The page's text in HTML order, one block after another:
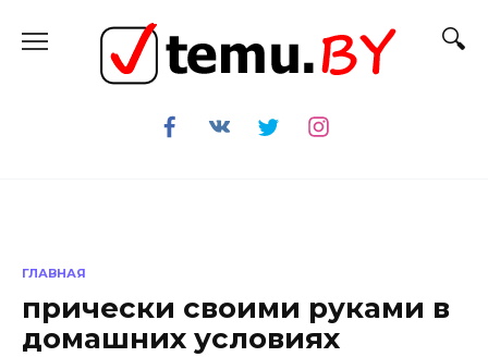
содержанию
ГЛАВНАЯ
прически своими руками в
домашних условиях